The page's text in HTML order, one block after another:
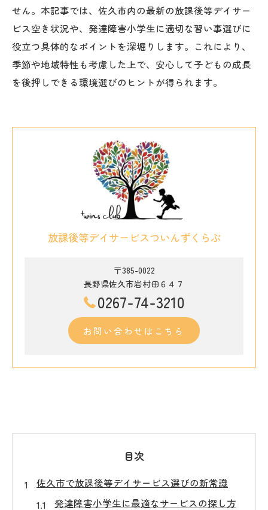
せん。本記事では、佐久市内の最新の放課後等デイサー
ビス空き状況や、発達障害小学生に適切な習い事選びに
役立つ具体的なポイントを深堀りします。これにより、
季節や地域特性も考慮した上で、安心して子どもの成長
を後押しできる環境選びのヒントが得られます。
放課後等デイサービスついんずくらぶ
〒385-0022
長野県佐久市岩村田６４７
0267-74-3210
お問い合わせはこちら
目次
佐久市で放課後等デイサービス選びの新常識
発達障害小学生に最適なサービスの探し方